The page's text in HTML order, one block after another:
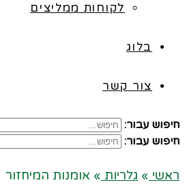
לקוחות ממליצים
בלוג
צור קשר
חיפוש עבור:
חיפוש עבור:
ראשי » גלריות » אומנות המיחזור